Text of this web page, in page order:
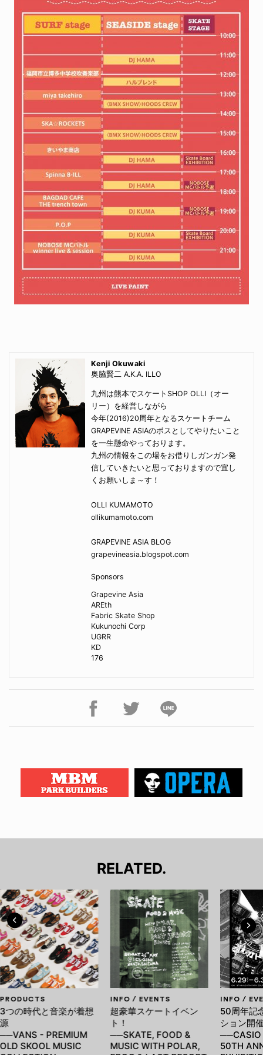
Kenji Okuwaki
奥脇賢二 A.K.A. ILLO
九州は熊本でスケートSHOP OLLI（オー
リー）を経営しながら
今年(2016)20周年となるスケートチーム
GRAPEVINE ASIAのボスとしてやりたいこと
を一生懸命やっております。
九州の情報をこの場をお借りしガンガン発
信していきたいと思っておりますので宜し
くお願いしま～す！
OLLI KUMAMOTO
ollikumamoto.com
GRAPEVINE ASIA BLOG
grapevineasia.blogspot.com
Sponsors
Grapevine Asia
AREth
Fabric Skate Shop
Kukunochi Corp
UGRR
KD
176
RELATED.
PRODUCTS
3つの時代と音楽が着想
源
──VANS - PREMIUM
OLD SKOOL MUSIC
INFO / EVENTS
超豪華スケートイベン
ト！
──SKATE, FOOD &
MUSIC WITH POLAR,
INFO /
50周年記
ション開
──CASIO
50TH